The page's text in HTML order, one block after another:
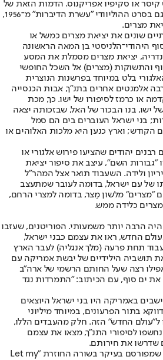
קיסר או סקיפיו אפריקנוס. הדמות הזאת של
משה המצביא, אגב, מופיעה גם בסרט ההוליוודי "עשרת הדיברות" מ־1956,
מצרים.
שונים את יציאת מצרים כמשל או
היהודי־הלניסטי בן המאה הראשונה
יציאת מצרים מסמלת את המסע
והתשוקות (מצרים) אל השכל החופשי
בלט במיוחד בפרשנות הנוצרית
אלמנטים אחרים בתנ"ך, אבות הכנסייה
או כרמז לסיפורו של ישו. כך, מכת
ישו, בנו הבכור של האל, שבזכותה יצאה
בני ישראל העוברים בים הם סמל
הקודש; וארץ כנען היא מלכות האלוהים או
יהודים שהציעו פירוש אלגורי או
השם", עיצב את סיפור יציאת
ולידה. השעבוד תואר אצל המהר"ל
של עם ישראל, בדומה לעובר שמתעצב
"מצרים" מלשון מֵצר, בדומה למצרי הרחם,
כלידה ממש.
הרבה יותר משמעותי. הפוריטנים, שעזבו
החדש, ראו את עצמם כבני ישראל,
תחת פרעה (מלך אנגליה) לעבר הארץ
תושביה הילידיים של יבשת אמריקה עם
אפילו רצה שעל החותם הרשמי של ארה"ב
ים סוף, עם הכיתוב: "התמרדות נגד
באמריקה היו בני ישראל היוצאים
בתור הפרעונים, במיוחד מיליוני
ל"עולם החדש" הזה. חלק מהעבדים הללו,
לסיפורי התנ"ך, מצאו את עצמם
שדרשו את חירותם.
השיר "Go Down, Moses", שמפורסם בעיקר בשורה החוזרת "Let my